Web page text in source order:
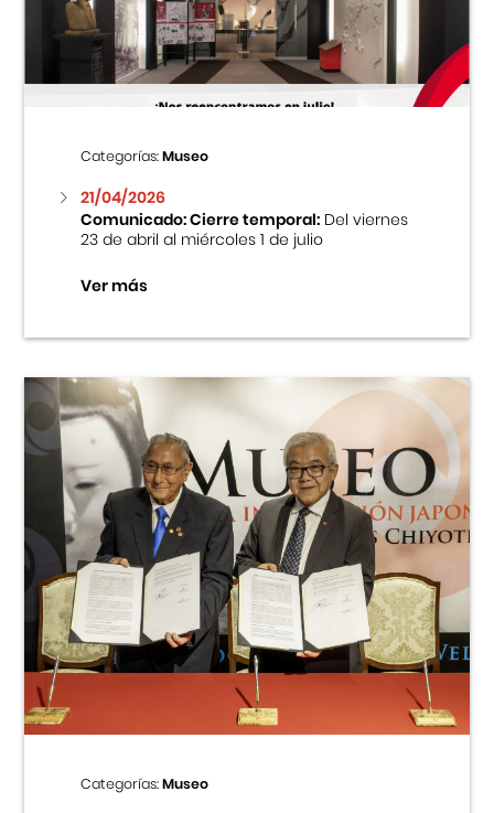
Centro Cultural Peruano Japonés
Museo de la Inmigración Japonesa
Fondo Editorial
Teatro Peruano Japonés
Categorías:Museo
21/04/2026
Comunicado: Cierre temporal:Del viernes
23 de abril al miércoles 1 de julio
Ver más
Categorías:Museo